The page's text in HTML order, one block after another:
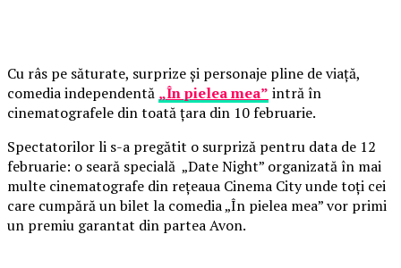
Cu râs pe săturate, surprize și personaje pline de viață,
comedia independentă „În pielea mea” intră în
cinematografele din toată țara din 10 februarie.
Spectatorilor li s-a pregătit o surpriză pentru data de 12
februarie: o seară specială „Date Night” organizată în mai
multe cinematografe din rețeaua Cinema City unde toți cei
care cumpără un bilet la comedia „În pielea mea” vor primi
un premiu garantat din partea Avon.